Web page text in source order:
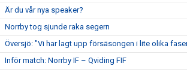
Är du vår nya speaker?
Norrby tog sjunde raka segern
Översjö: "Vi har lagt upp försäsongen i lite olika
Inför match: Norrby IF – Qviding FIF